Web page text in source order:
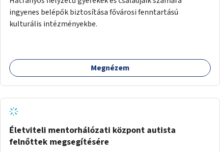
ingyenes belépők biztosítása fővárosi fenntartású
kulturális intézményekbe.
Megnézem
Életviteli mentorhálózati központ autista
felnőttek megsegítésére